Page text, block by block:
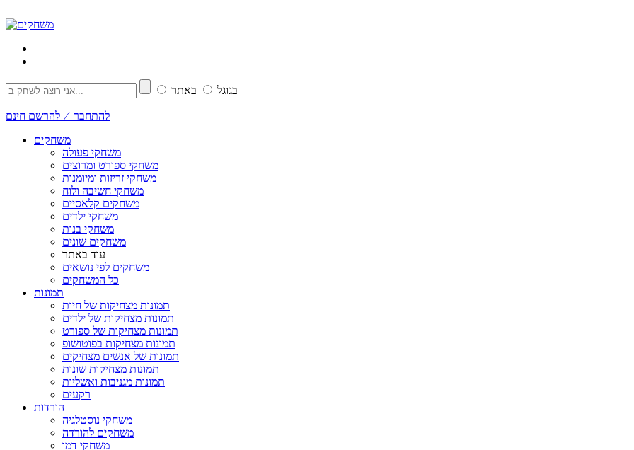
בגוגל באתר
להתחבר ⁄ להרשם חינם
משחקים
משחקי פעולה
משחקי ספורט ומרוצים
משחקי זריזות ומיומנות
משחקי חשיבה ולוח
משחקים קלאסיים
משחקי ילדים
משחקי בנות
משחקים שונים
עוד באתר
משחקים לפי נושאים
כל המשחקים
תמונות
תמונות מצחיקות של חיות
תמונות מצחיקות של ילדים
תמונות מצחיקות של ספורט
תמונות מצחיקות בפוטושופ
תמונות של אנשים מצחיקים
תמונות מצחיקות שונות
תמונות מגניבות ואשליות
רקעים
הורדות
משחקי נוסטלגיה
משחקים להורדה
משחקי דמו